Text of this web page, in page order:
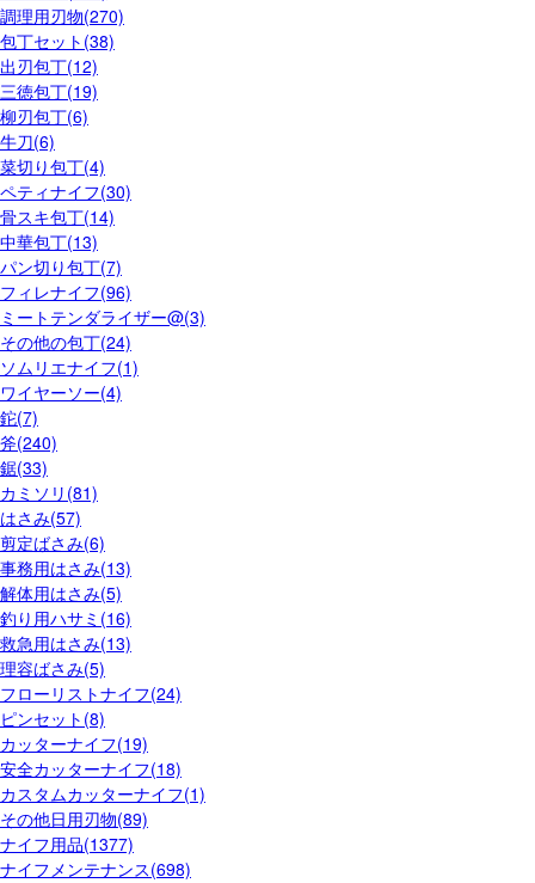
調理用刃物(270)
包丁セット(38)
出刃包丁(12)
三徳包丁(19)
柳刃包丁(6)
牛刀(6)
菜切り包丁(4)
ペティナイフ(30)
骨スキ包丁(14)
中華包丁(13)
パン切り包丁(7)
フィレナイフ(96)
ミートテンダライザー@(3)
その他の包丁(24)
ソムリエナイフ(1)
ワイヤーソー(4)
鉈(7)
斧(240)
鋸(33)
カミソリ(81)
はさみ(57)
剪定ばさみ(6)
事務用はさみ(13)
解体用はさみ(5)
釣り用ハサミ(16)
救急用はさみ(13)
理容ばさみ(5)
フローリストナイフ(24)
ピンセット(8)
カッターナイフ(19)
安全カッターナイフ(18)
カスタムカッターナイフ(1)
その他日用刃物(89)
ナイフ用品(1377)
ナイフメンテナンス(698)